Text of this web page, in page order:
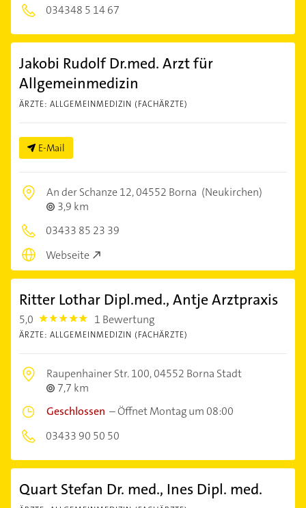
034348 5 14 67
Jakobi Rudolf Dr.med. Arzt für
Allgemeinmedizin
ÄRZTE: ALLGEMEINMEDIZIN (FACHÄRZTE)
E-Mail
An der Schanze 12,04552 Borna (Neukirchen)
3,9 km
03433 85 23 39
Webseite
Ritter Lothar Dipl.med., Antje Arztpraxis
5,0 5.0 1 Bewertung
ÄRZTE: ALLGEMEINMEDIZIN (FACHÄRZTE)
Raupenhainer Str. 100,04552 Borna Stadt
7,7 km
Geschlossen –Öffnet Montag um 08:00
03433 90 50 50
Quart Stefan Dr. med., Ines Dipl. med.